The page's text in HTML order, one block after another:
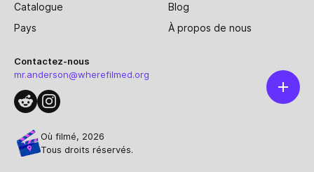
Catalogue
Blog
Pays
À propos de nous
Contactez-nous
mr.anderson@wherefilmed.org
Où filmé, 2026
Tous droits réservés.